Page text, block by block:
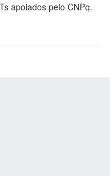
apoiados pelo CNPq.